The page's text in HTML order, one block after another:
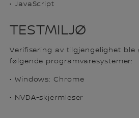
• JavaScript
TESTMILJØ
Verifisering av tilgjengelighet ble
følgende programvaresystemer:
• Windows: Chrome
• NVDA-skjermleser